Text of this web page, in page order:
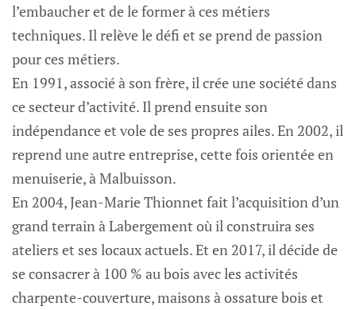
l’embaucher et de le former à ces métiers
techniques. Il relève le défi et se prend de passion
pour ces métiers.
En 1991, associé à son frère, il crée une société dans
ce secteur d’activité. Il prend ensuite son
indépendance et vole de ses propres ailes. En 2002, il
reprend une autre entreprise, cette fois orientée en
menuiserie, à Malbuisson.
En 2004, Jean-Marie Thionnet fait l’acquisition d’un
grand terrain à Labergement où il construira ses
ateliers et ses locaux actuels. Et en 2017, il décide de
se consacrer à 100 % au bois avec les activités
charpente-couverture, maisons à ossature bois et